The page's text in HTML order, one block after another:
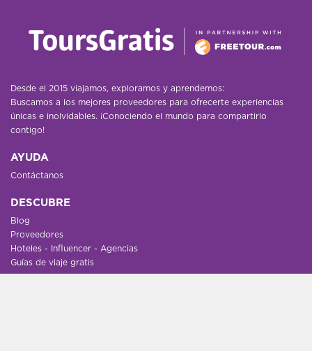
Desde el 2015 viajamos, exploramos y aprendemos:
Buscamos a los mejores proveedores para ofrecerte experiencias
únicas e inolvidables. ¡Conociendo el mundo para compartirlo
contigo!
AYUDA
Contáctanos
DESCUBRE
Blog
Proveedores
Hoteles - Influencer - Agencias
Guías de viaje gratis